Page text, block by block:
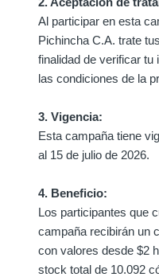
Al participar en esta
Pichincha C.A. trate
finalidad de verificar tu
las condiciones de la
3. Vigencia:
Esta campaña tiene
al 15 de julio de 2026.
4. Beneficio:
Los participantes que
campaña recibirán un
con valores desde $2
stock total de 10.092